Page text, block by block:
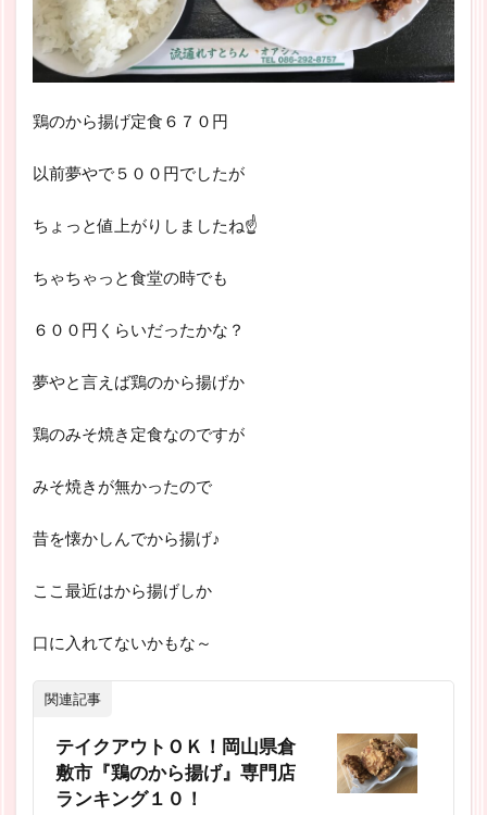
鶏のから揚げ定食６７０円
以前夢やで５００円でしたが
ちょっと値上がりしましたね☝
ちゃちゃっと食堂の時でも
６００円くらいだったかな？
夢やと言えば鶏のから揚げか
鶏のみそ焼き定食なのですが
みそ焼きが無かったので
昔を懐かしんでから揚げ♪
ここ最近はから揚げしか
口に入れてないかもな～
関連記事
テイクアウトＯＫ！岡山県倉
敷市『鶏のから揚げ』専門店
ランキング１０！